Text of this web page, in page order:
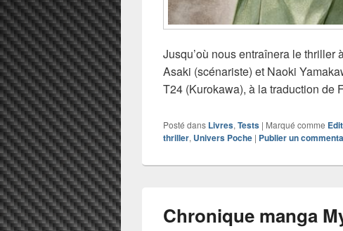
Jusqu’où nous entraînera le
Asaki (scénariste) et Naoki
T24 (Kurokawa), à la traduction de
Posté dans Livres, Tests | Marqué comme
thriller, Univers Poche | Publier un
Chronique manga